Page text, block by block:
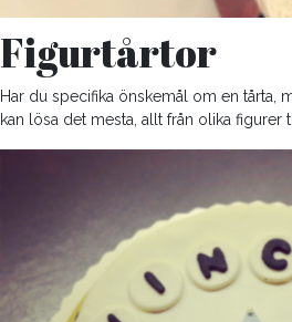
Figurtårtor
Har du specifika önskemål om en tårta,
kan lösa det mesta, allt från olika